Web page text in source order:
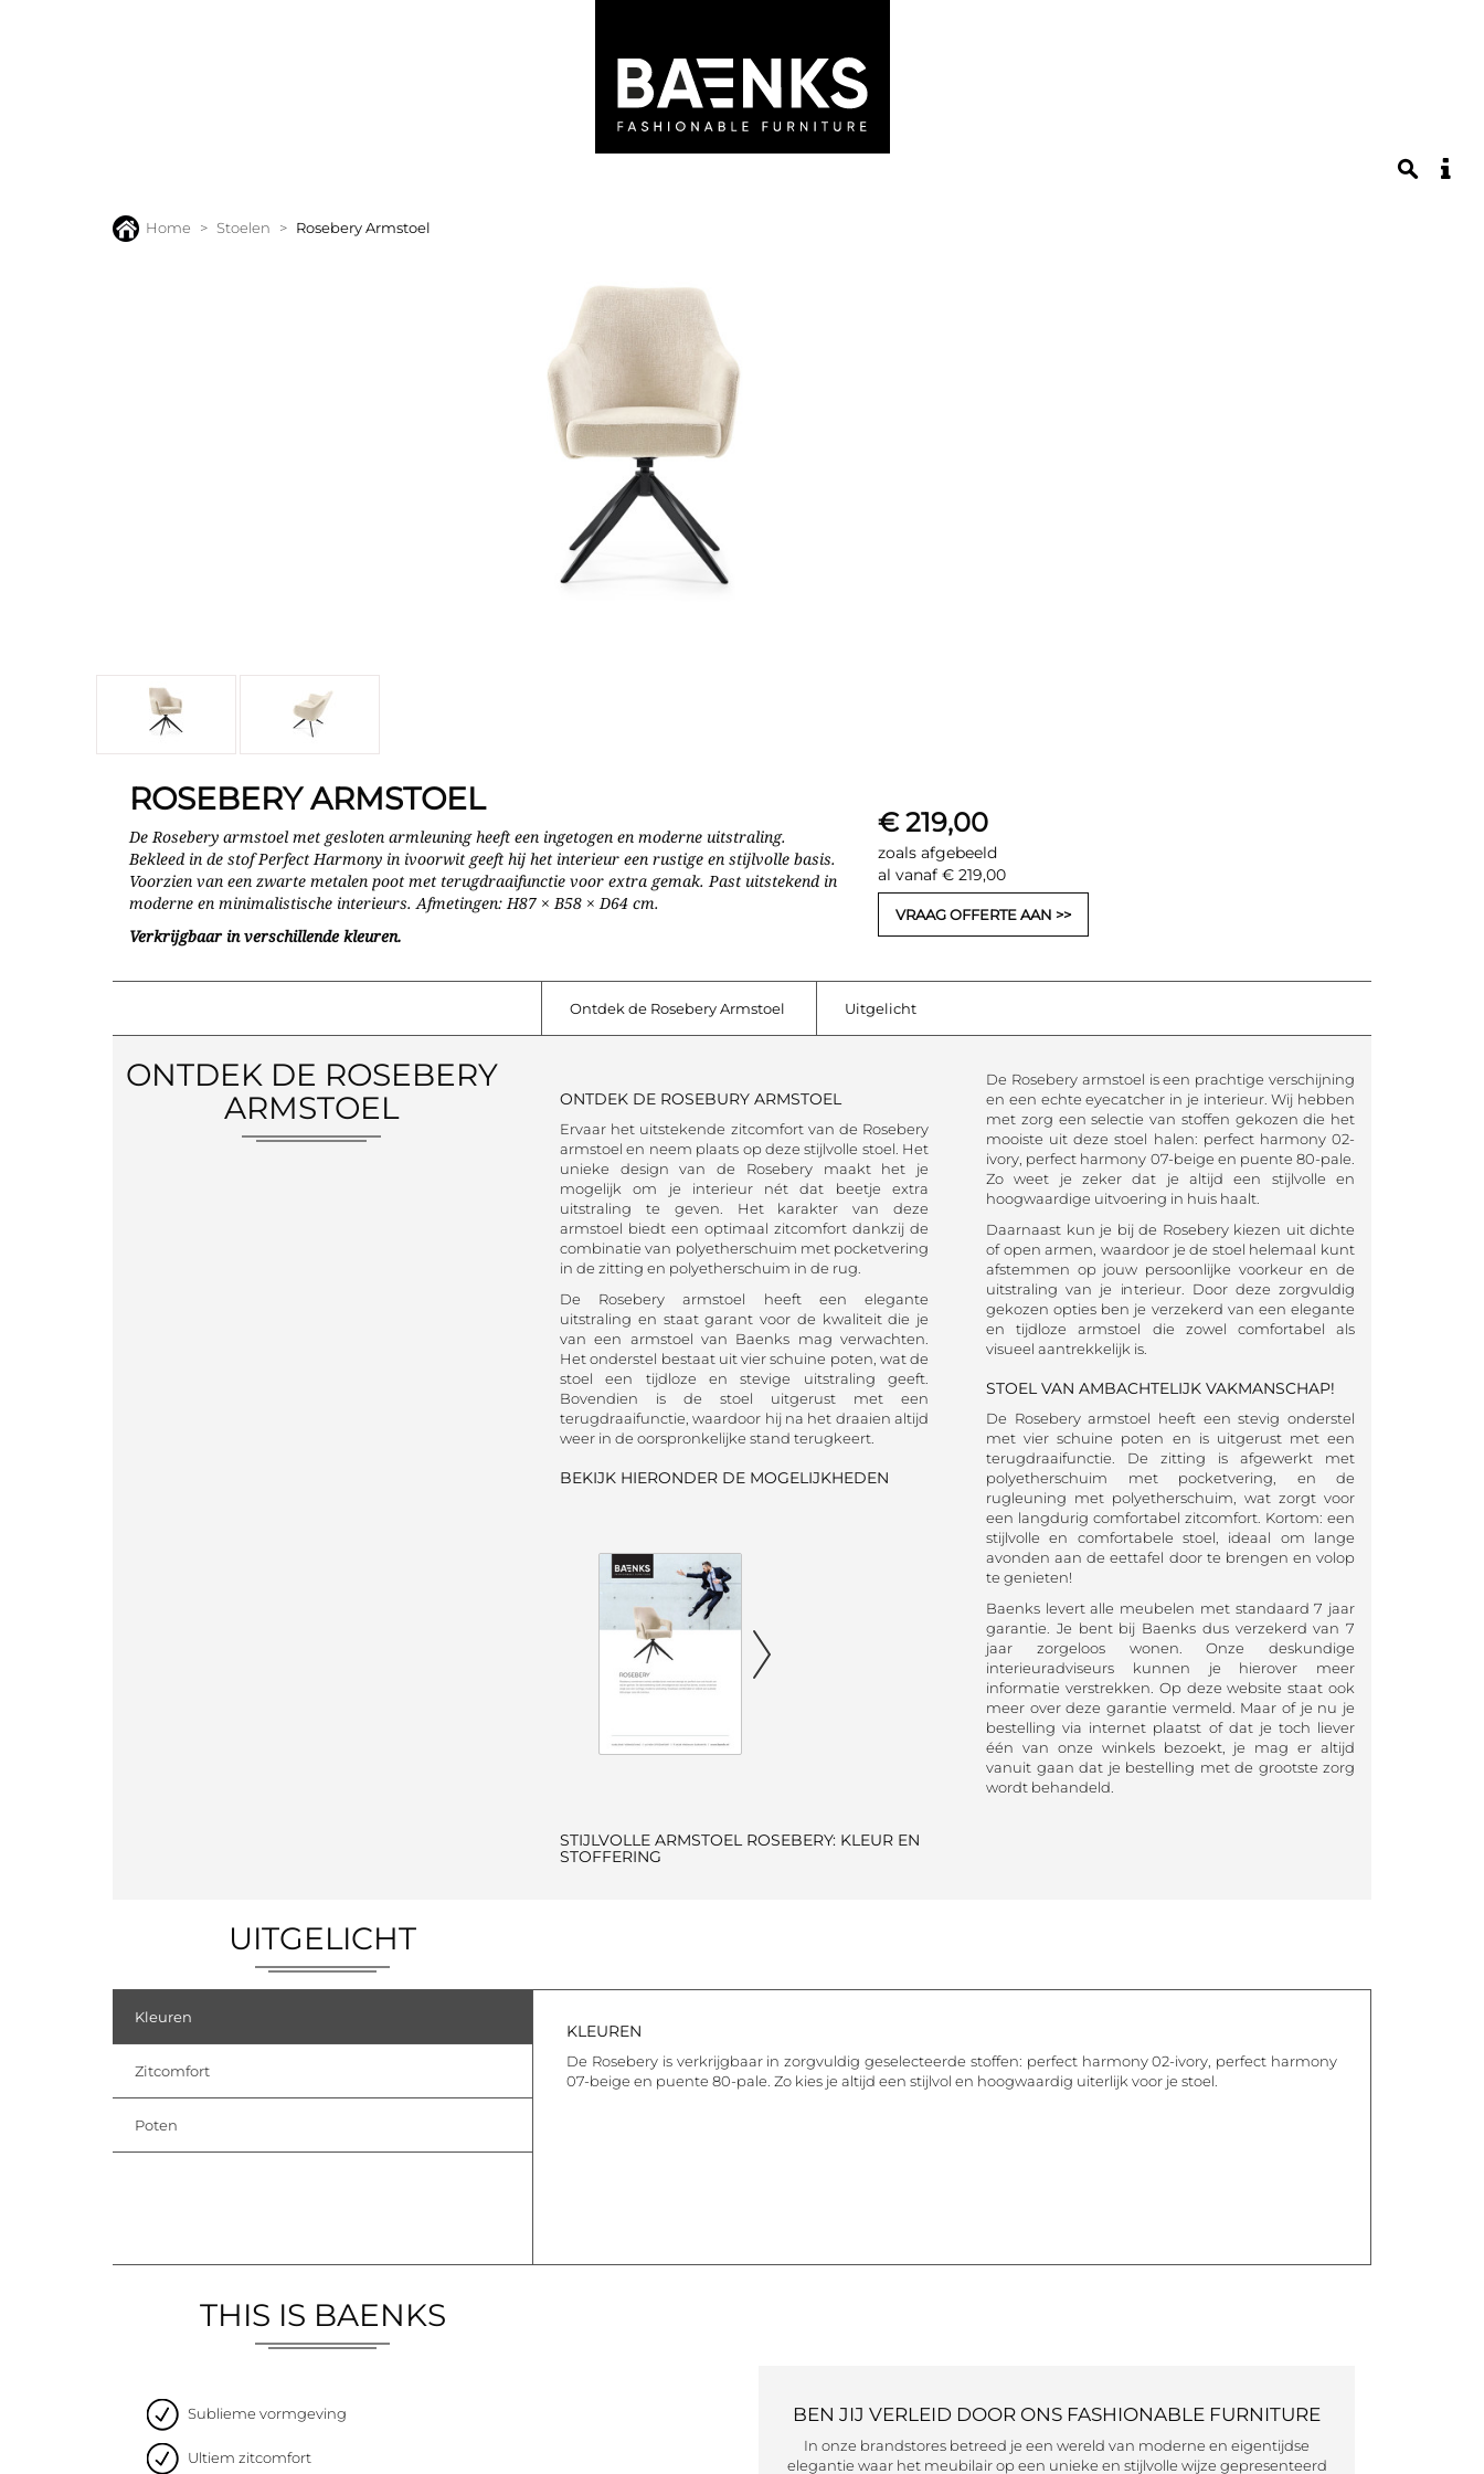
Home Stoelen Rosebery Armstoel
ROSEBERY ARMSTOEL
De Rosebery armstoel met gesloten armleuning heeft een ingetogen en moderne uitstraling.
Bekleed in de stof Perfect Harmony in ivoorwit geeft hij het interieur een rustige en stijlvolle basis.
Voorzien van een zwarte metalen poot met terugdraaifunctie voor extra gemak. Past uitstekend in
moderne en minimalistische interieurs. Afmetingen: H87 × B58 × D64 cm.
Verkrijgbaar in verschillende kleuren.
€ 219,00
zoals afgebeeld
al vanaf € 219,00
VRAAG OFFERTE AAN
Ontdek de Rosebery Armstoel Uitgelicht
ONTDEK DE ROSEBERY
ARMSTOEL
ONTDEK DE ROSEBURY ARMSTOEL
Ervaar het uitstekende zitcomfort van de Rosebery
armstoel en neem plaats op deze stijlvolle stoel. Het
unieke design van de Rosebery maakt het je
mogelijk om je interieur nét dat beetje extra
uitstraling te geven. Het karakter van deze
armstoel biedt een optimaal zitcomfort dankzij de
combinatie van polyetherschuim met pocketvering
in de zitting en polyetherschuim in de rug.
De Rosebery armstoel heeft een elegante
uitstraling en staat garant voor de kwaliteit die je
van een armstoel van Baenks mag verwachten.
Het onderstel bestaat uit vier schuine poten, wat de
stoel een tijdloze en stevige uitstraling geeft.
Bovendien is de stoel uitgerust met een
terugdraaifunctie, waardoor hij na het draaien altijd
weer in de oorspronkelijke stand terugkeert.
BEKIJK HIERONDER DE MOGELIJKHEDEN
STIJLVOLLE ARMSTOEL ROSEBERY: KLEUR EN
STOFFERING
De Rosebery armstoel is een prachtige verschijning
en een echte eyecatcher in je interieur. Wij hebben
met zorg een selectie van stoffen gekozen die het
mooiste uit deze stoel halen: perfect harmony 02-
ivory, perfect harmony 07-beige en puente 80-pale.
Zo weet je zeker dat je altijd een stijlvolle en
hoogwaardige uitvoering in huis haalt.
Daarnaast kun je bij de Rosebery kiezen uit dichte
of open armen, waardoor je de stoel helemaal kunt
afstemmen op jouw persoonlijke voorkeur en de
uitstraling van je interieur. Door deze zorgvuldig
gekozen opties ben je verzekerd van een elegante
en tijdloze armstoel die zowel comfortabel als
visueel aantrekkelijk is.
STOEL VAN AMBACHTELIJK VAKMANSCHAP!
De Rosebery armstoel heeft een stevig onderstel
met vier schuine poten en is uitgerust met een
terugdraaifunctie. De zitting is afgewerkt met
polyetherschuim met pocketvering, en de
rugleuning met polyetherschuim, wat zorgt voor
een langdurig comfortabel zitcomfort. Kortom: een
stijlvolle en comfortabele stoel, ideaal om lange
avonden aan de eettafel door te brengen en volop
te genieten!
Baenks levert alle meubelen met standaard 7 jaar
garantie. Je bent bij Baenks dus verzekerd van 7
jaar zorgeloos wonen. Onze deskundige
interieuradviseurs kunnen je hierover meer
informatie verstrekken. Op deze website staat ook
meer over deze garantie vermeld. Maar of je nu je
bestelling via internet plaatst of dat je toch liever
één van onze winkels bezoekt, je mag er altijd
vanuit gaan dat je bestelling met de grootste zorg
wordt behandeld.
UITGELICHT
Kleuren
Zitcomfort
Poten
KLEUREN
De Rosebery is verkrijgbaar in zorgvuldig geselecteerde stoffen: perfect harmony 02-ivory, perfect harmony
07-beige en puente 80-pale. Zo kies je altijd een stijlvol en hoogwaardig uiterlijk voor je stoel.
THIS IS BAENKS
Sublieme vormgeving
Ultiem zitcomfort
BEN JIJ VERLEID DOOR ONS FASHIONABLE FURNITURE
In onze brandstores betreed je een wereld van moderne en eigentijdse
elegantie waar het meubilair op een unieke en stijlvolle wijze gepresenteerd